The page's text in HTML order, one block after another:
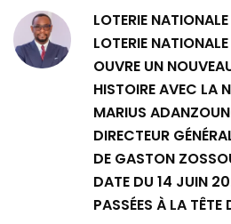
LOTERIE
LOTERIE
OUVRE UN
HISTOIRE AVEC LA
MARIUS
DIRECTEUR
DE GASTON
DATE DU 14 JUIN
PASSÉES À LA TÊTE